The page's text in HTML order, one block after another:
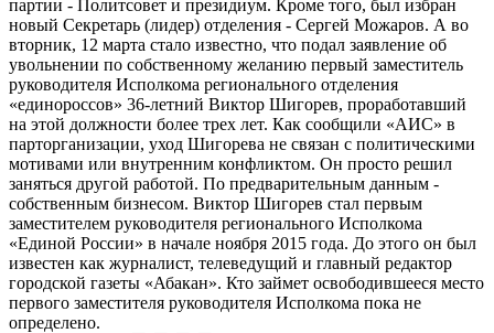
партии - Политсовет и президиум. Кроме того, был избран
новый Секретарь (лидер) отделения - Сергей Можаров. А во
вторник, 12 марта стало известно, что подал заявление об
увольнении по собственному желанию первый заместитель
руководителя Исполкома регионального отделения
«единороссов» 36-летний Виктор Шигорев, проработавший
на этой должности более трех лет. Как сообщили «АИС» в
парторганизации, уход Шигорева не связан с политическими
мотивами или внутренним конфликтом. Он просто решил
заняться другой работой. По предварительным данным -
собственным бизнесом. Виктор Шигорев стал первым
заместителем руководителя регионального Исполкома
«Единой России» в начале ноября 2015 года. До этого он был
известен как журналист, телеведущий и главный редактор
городской газеты «Абакан». Кто займет освободившееся место
первого заместителя руководителя Исполкома пока не
определено.